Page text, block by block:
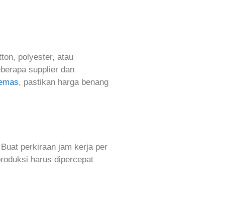
polyester, atau
supplier dan
, pastikan harga benang
perkiraan jam kerja per
harus dipercepat